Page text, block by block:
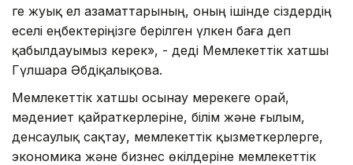
ге жуық ел азаматтарының, оның ішінде сіздердің
еселі еңбектеріңізге берілген үлкен баға деп
қабылдауымыз керек», - деді Мемлекеттік хатшы
Гүлшара Әбдіқалықова.
Мемлекеттік хатшы осынау мерекеге орай,
мәдениет қайраткерлеріне, білім және ғылым,
денсаулық сақтау, мемлекеттік қызметкерлерге,
экономика және бизнес өкілдеріне мемлекеттік